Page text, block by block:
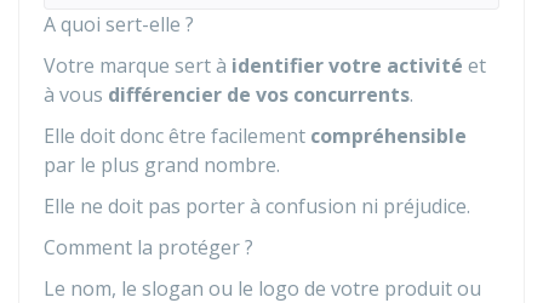
A quoi sert-elle ?
Votre marque sert à identifier votre activité et
à vous différencier de vos concurrents.
Elle doit donc être facilement compréhensible
par le plus grand nombre.
Elle ne doit pas porter à confusion ni préjudice.
Comment la protéger ?
Le nom, le slogan ou le logo de votre produit ou